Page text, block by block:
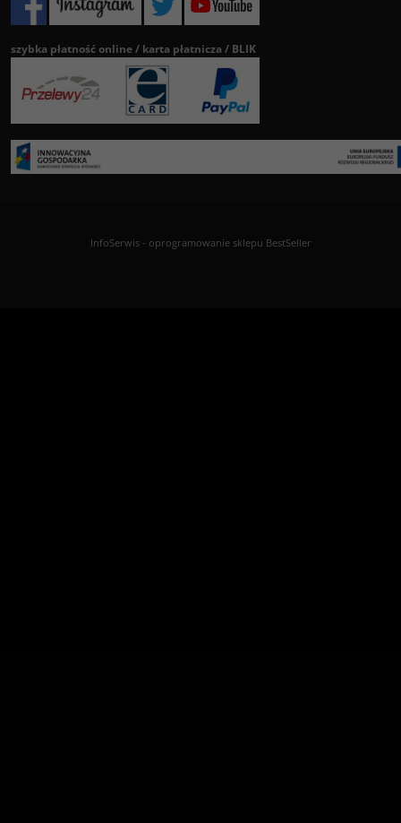
szybka płatność online / karta płatnicza / BLIK
InfoSerwis- oprogramowanie sklepu BestSeller